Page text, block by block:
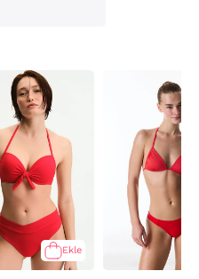
Ekle